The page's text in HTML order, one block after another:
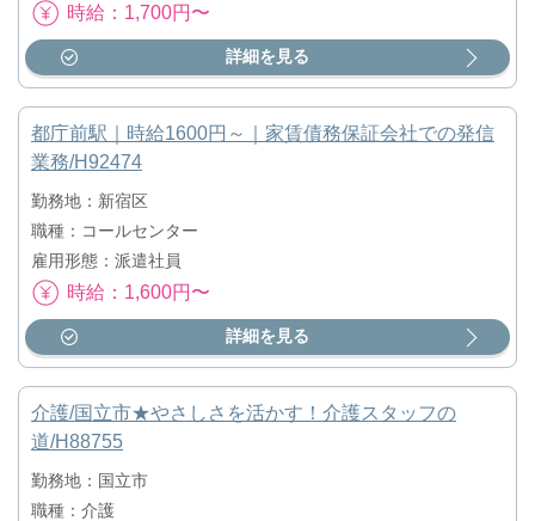
時給：1,700円〜
詳細を見る
都庁前駅｜時給1600円～｜家賃債務保証会社での発信
業務/H92474
勤務地：新宿区
職種：コールセンター
雇用形態：派遣社員
時給：1,600円〜
詳細を見る
介護/国立市★やさしさを活かす！介護スタッフの
道/H88755
勤務地：国立市
職種：介護